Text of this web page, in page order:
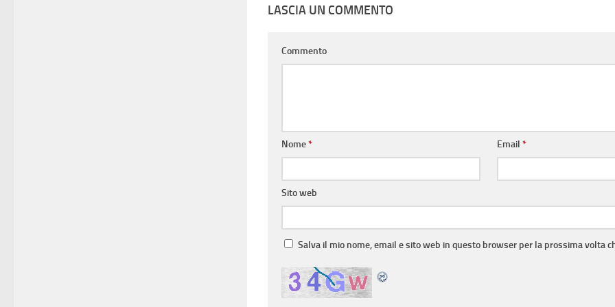
LASCIA UN COMMENTO
Commento
Nome* Email*
Sito web
Salva il mio nome, email e sito web in questo browser per la prossima volta